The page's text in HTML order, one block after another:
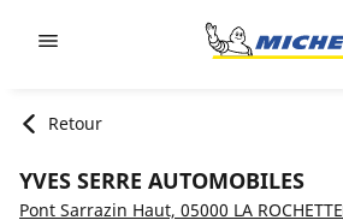
Retour
YVES SERRE AUTOMOBILES
Pont Sarrazin Haut, 05000 LA ROCHETTE